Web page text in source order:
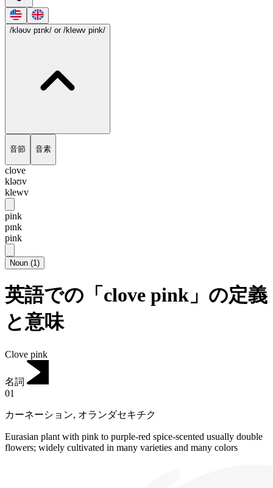
/kləʊv pɪnk/ or /klewv pink/
音節 音素
clove
kləʊv
klewv
pink
pɪnk
pink
Noun (1)
英語での「clove pink」の定義
と意味
Clove pink
名詞
01
カーネーション, オランダセキチク
Eurasian plant with pink to purple-red spice-scented usually double
flowers; widely cultivated in many varieties and many colors